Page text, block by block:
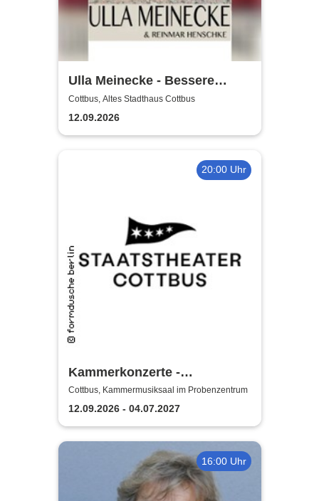
Ulla Meinecke - Bessere
Zeiten Tour
Cottbus, Altes Stadthaus Cottbus
12.09.2026
20:00 Uhr
Kammerkonzerte -
Staatstheater Cottbus
Cottbus, Kammermusiksaal im Probenzentrum
12.09.2026 - 04.07.2027
16:00 Uhr